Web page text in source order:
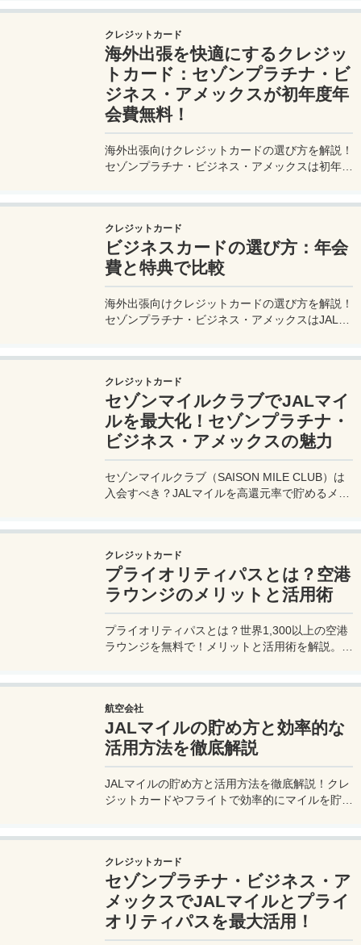
ャートリップで今すぐチェック！
クレジットカード
海外出張を快適にするクレジッ
トカード：セゾンプラチナ・ビ
ジネス・アメックスが初年度年
会費無料！
海外出張向けクレジットカードの選び方を解説！
セゾンプラチナ・ビジネス・アメックスは初年度
クレジットカード
ビジネスカードの選び方：年会
費と特典で比較
海外出張向けクレジットカードの選び方を解説！
セゾンプラチナ・ビジネス・アメックスはJALマ
クレジットカード
セゾンマイルクラブでJALマイ
ルを最大化！セゾンプラチナ・
ビジネス・アメックスの魅力
セゾンマイルクラブ（SAISON MILE CLUB）は
入会すべき？JALマイルを高還元率で貯めるメリ
クレジットカード
プライオリティパスとは？空港
ラウンジのメリットと活用術
プライオリティパスとは？世界1,300以上の空港
ラウンジを無料で！メリットと活用術を解説。セ
航空会社
JALマイルの貯め方と効率的な
活用方法を徹底解説
JALマイルの貯め方と活用方法を徹底解説！クレ
ジットカードやフライトで効率的にマイルを貯
クレジットカード
セゾンプラチナ・ビジネス・ア
メックスでJALマイルとプライ
オリティパスを最大活用！